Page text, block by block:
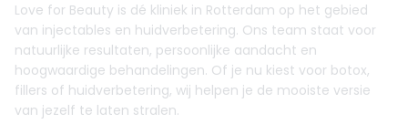
Love for Beauty is dé kliniek in Rotterdam op het gebied
van injectables en huidverbetering. Ons team staat voor
natuurlijke resultaten, persoonlijke aandacht en
hoogwaardige behandelingen. Of je nu kiest voor botox,
fillers of huidverbetering, wij helpen je de mooiste versie
van jezelf te laten stralen.